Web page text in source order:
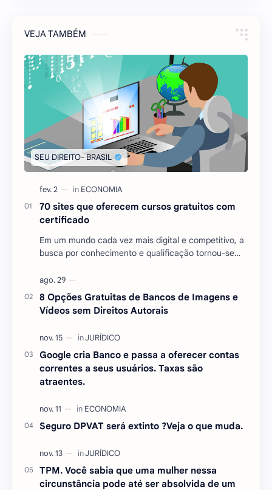
VEJA TAMBÉM
70 sites que oferecem cursos gratuitos com
certificado
Em um mundo cada vez mais digital e competitivo, a
busca por conhecimento e qualificação tornou-se
…
8 Opções Gratuitas de Bancos de Imagens e
Vídeos sem Direitos Autorais
Google cria Banco e passa a oferecer contas
correntes a seus usuários. Taxas são
atraentes.
Seguro DPVAT será extinto ?Veja o que muda.
TPM. Você sabia que uma mulher nessa
circunstância pode até ser absolvida de um